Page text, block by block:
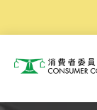
消费者委员会